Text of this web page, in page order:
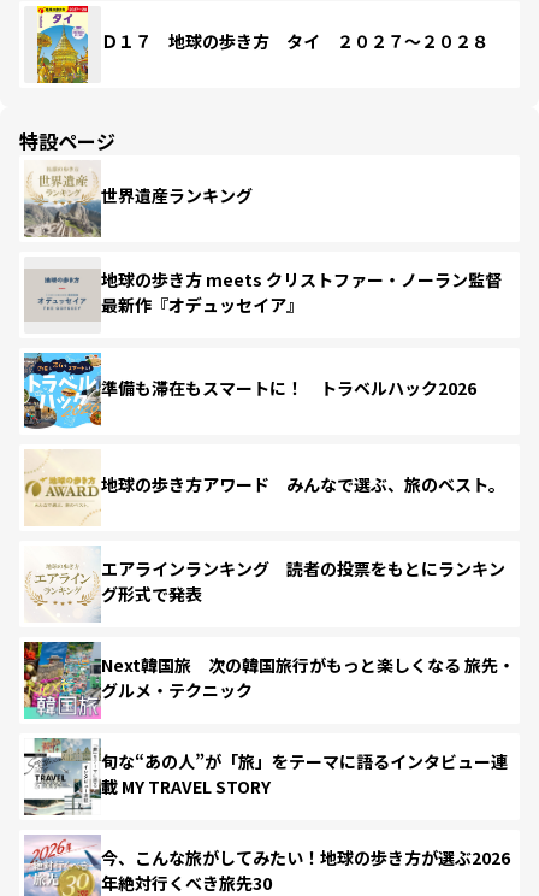
Ｄ１７ 地球の歩き方 タイ ２０２７～２０２８
特設ページ
世界遺産ランキング
地球の歩き方 meets クリストファー・ノーラン監督
最新作『オデュッセイア』
準備も滞在もスマートに！ トラベルハック2026
地球の歩き方アワード みんなで選ぶ、旅のベスト。
エアラインランキング 読者の投票をもとにランキン
グ形式で発表
Next韓国旅 次の韓国旅行がもっと楽しくなる 旅先・
グルメ・テクニック
旬な“あの人”が「旅」をテーマに語るインタビュー連
載 MY TRAVEL STORY
今、こんな旅がしてみたい！地球の歩き方が選ぶ2026
年絶対行くべき旅先30